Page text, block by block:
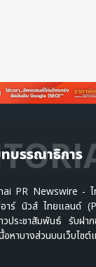
บรรณาธิการ
PR Newswire -
าร์ นิวส์ ไทยแลนด์
วประชาสัมพันธ์ รับฝา
หาบางส่วนบนเว็บไซต์